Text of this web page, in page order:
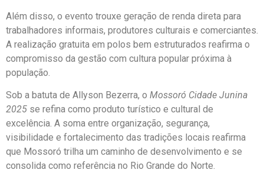
Além disso, o evento trouxe geração de renda direta para
trabalhadores informais, produtores culturais e comerciantes.
A realização gratuita em polos bem estruturados reafirma o
compromisso da gestão com cultura popular próxima à
população.
Sob a batuta de Allyson Bezerra, o Mossoró Cidade Junina
2025 se refina como produto turístico e cultural de
excelência. A soma entre organização, segurança,
visibilidade e fortalecimento das tradições locais reafirma
que Mossoró trilha um caminho de desenvolvimento e se
consolida como referência no Rio Grande do Norte.